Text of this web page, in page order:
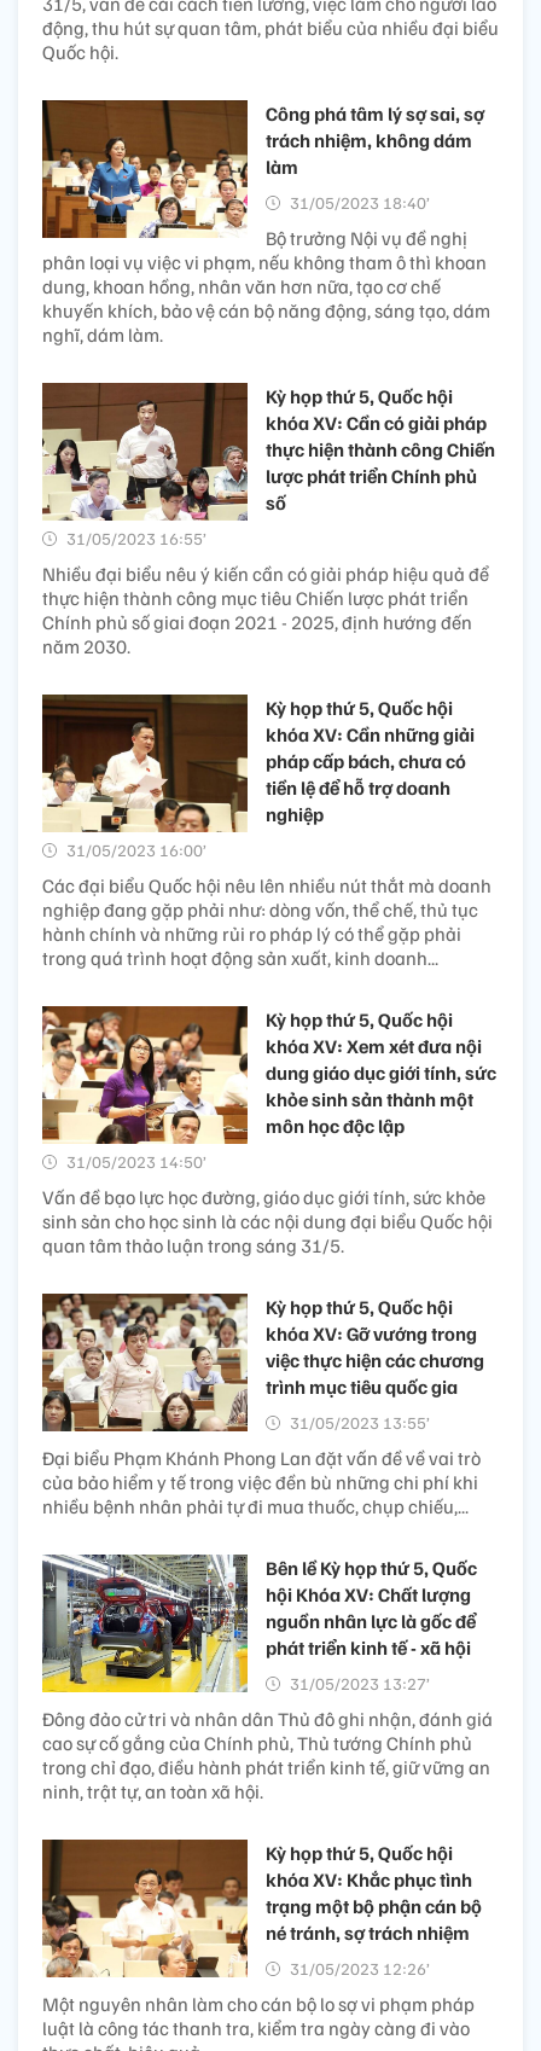
động, thu hút sự quan tâm, phát biểu của nhiều đại biểu
Quốc hội.
Công phá tâm lý sợ sai, sợ
trách nhiệm, không dám
làm
31/05/2023 18:40’
Bộ trưởng Nội vụ đề nghị
phân loại vụ việc vi phạm, nếu không tham ô thì khoan
dung, khoan hồng, nhân văn hơn nữa, tạo cơ chế
khuyến khích, bảo vệ cán bộ năng động, sáng tạo, dám
nghĩ, dám làm.
Kỳ họp thứ 5, Quốc hội
khóa XV: Cần có giải pháp
thực hiện thành công Chiến
lược phát triển Chính phủ
số
31/05/2023 16:55’
Nhiều đại biểu nêu ý kiến cần có giải pháp hiệu quả để
thực hiện thành công mục tiêu Chiến lược phát triển
Chính phủ số giai đoạn 2021 - 2025, định hướng đến
năm 2030.
Kỳ họp thứ 5, Quốc hội
khóa XV: Cần những giải
pháp cấp bách, chưa có
tiền lệ để hỗ trợ doanh
nghiệp
31/05/2023 16:00’
Các đại biểu Quốc hội nêu lên nhiều nút thắt mà doanh
nghiệp đang gặp phải như: dòng vốn, thể chế, thủ tục
hành chính và những rủi ro pháp lý có thể gặp phải
trong quá trình hoạt động sản xuất, kinh doanh...
Kỳ họp thứ 5, Quốc hội
khóa XV: Xem xét đưa nội
dung giáo dục giới tính, sức
khỏe sinh sản thành một
môn học độc lập
31/05/2023 14:50’
Vấn đề bạo lực học đường, giáo dục giới tính, sức khỏe
sinh sản cho học sinh là các nội dung đại biểu Quốc hội
quan tâm thảo luận trong sáng 31/5.
Kỳ họp thứ 5, Quốc hội
khóa XV: Gỡ vướng trong
việc thực hiện các chương
trình mục tiêu quốc gia
31/05/2023 13:55’
Đại biểu Phạm Khánh Phong Lan đặt vấn đề về vai trò
của bảo hiểm y tế trong việc đền bù những chi phí khi
nhiều bệnh nhân phải tự đi mua thuốc, chụp chiếu,...
Bên lề Kỳ họp thứ 5, Quốc
hội Khóa XV: Chất lượng
nguồn nhân lực là gốc để
phát triển kinh tế - xã hội
31/05/2023 13:27’
Đông đảo cử tri và nhân dân Thủ đô ghi nhận, đánh giá
cao sự cố gắng của Chính phủ, Thủ tướng Chính phủ
trong chỉ đạo, điều hành phát triển kinh tế, giữ vững an
ninh, trật tự, an toàn xã hội.
Kỳ họp thứ 5, Quốc hội
khóa XV: Khắc phục tình
trạng một bộ phận cán bộ
né tránh, sợ trách nhiệm
31/05/2023 12:26’
Một nguyên nhân làm cho cán bộ lo sợ vi phạm pháp
luật là công tác thanh tra, kiểm tra ngày càng đi vào